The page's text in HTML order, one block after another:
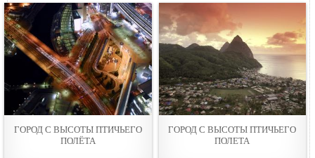
ГОРОД С ВЫСОТЫ ПТИЧЬЕГО
ПОЛЁТА
ГОРОД С ВЫСОТЫ ПТИЧЬЕГО
ПОЛЕТА